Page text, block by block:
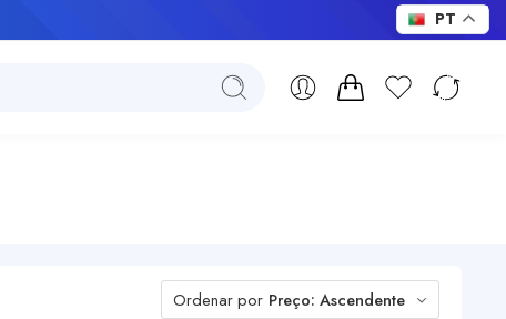
Ordenar por Preço: Ascendente
PT